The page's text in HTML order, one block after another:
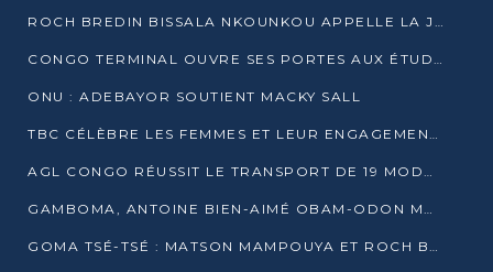
ROCH BREDIN BISSALA NKOUNKOU APPELLE LA JEUNESSE DE GOMA TSÉ-TSÉ À UN VOTE MASSIF POUR DENIS SASSOU NGUESSO
CONGO TERMINAL OUVRE SES PORTES AUX ÉTUDIANTS EN TRANSPORT ET LOGISTIQUE
ONU : ADEBAYOR SOUTIENT MACKY SALL
TBC CÉLÈBRE LES FEMMES ET LEUR ENGAGEMENT À L’OCCASION DU 8 MARS
AGL CONGO RÉUSSIT LE TRANSPORT DE 19 MODULES HORS GABARIT ENTRE POINTE-NOIRE ET BRAZZAVILLE
GAMBOMA, ANTOINE BIEN-AIMÉ OBAM-ODON MOBILISE LES 32 148 ÉLECTEURS EN FAVEUR DE DENIS SASSOU NGUESSO
GOMA TSÉ-TSÉ : MATSON MAMPOUYA ET ROCH BREDIN BISSALA NKOUNKOU EN CAMPAGNE DE PROXIMITÉ